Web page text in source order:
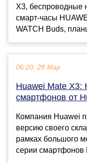
X3, беспроводные
смарт-часы
WATCH Buds,
06:20, 28 Мар
Huawei Mate X3:
смартфонов от
Компания Huawei
версию своего
рамках большого
серии смартфонов